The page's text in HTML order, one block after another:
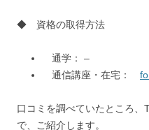
◆ 資格の取得方法
通学： –
通信講座・在宅：
口コミを調べていたところ
で、ご紹介します。